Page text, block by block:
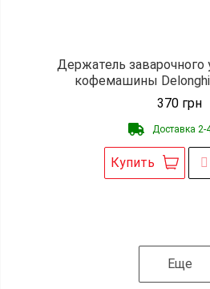
Держатель заварочного
кофемашины
370 грн
Доставка 2-
Купить
Еще